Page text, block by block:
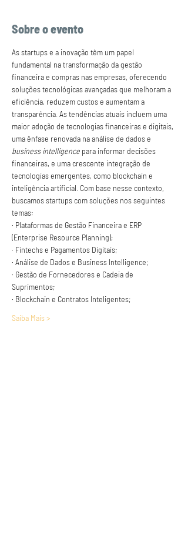
Sobre o evento
As startups e a inovação têm um papel
fundamental na transformação da gestão
financeira e compras nas empresas, oferecendo
soluções tecnológicas avançadas que melhoram a
eficiência, reduzem custos e aumentam a
transparência. As tendências atuais incluem uma
maior adoção de tecnologias financeiras e digitais,
uma ênfase renovada na análise de dados e
business intelligence para informar decisões
financeiras, e uma crescente integração de
tecnologias emergentes, como blockchain e
inteligência artificial. Com base nesse contexto,
buscamos startups com soluções nos seguintes
temas:
· Plataformas de Gestão Financeira e ERP
(Enterprise Resource Planning);
· Fintechs e Pagamentos Digitais;
· Análise de Dados e Business Intelligence;
· Gestão de Fornecedores e Cadeia de
Suprimentos;
· Blockchain e Contratos Inteligentes;
Saiba Mais >